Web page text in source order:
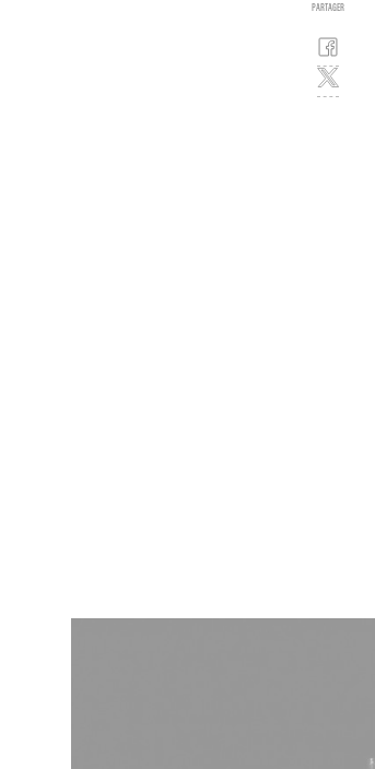
PARTAGER